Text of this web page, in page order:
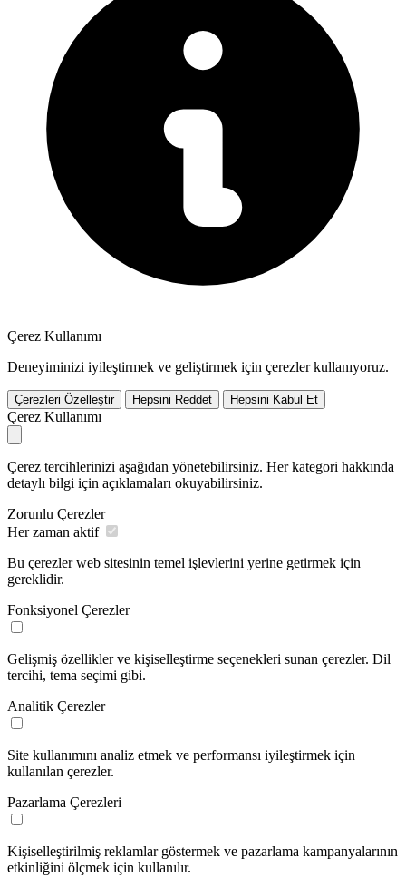
Çerez Kullanımı
Deneyiminizi iyileştirmek ve geliştirmek için çerezler kullanıyoruz.
Çerezleri Özelleştir Hepsini Reddet Hepsini Kabul Et
Çerez Kullanımı
Çerez tercihlerinizi aşağıdan yönetebilirsiniz. Her kategori hakkında
detaylı bilgi için açıklamaları okuyabilirsiniz.
Zorunlu Çerezler
Her zaman aktif
Bu çerezler web sitesinin temel işlevlerini yerine getirmek için
gereklidir.
Fonksiyonel Çerezler
Gelişmiş özellikler ve kişiselleştirme seçenekleri sunan çerezler. Dil
tercihi, tema seçimi gibi.
Analitik Çerezler
Site kullanımını analiz etmek ve performansı iyileştirmek için
kullanılan çerezler.
Pazarlama Çerezleri
Kişiselleştirilmiş reklamlar göstermek ve pazarlama kampanyalarının
etkinliğini ölçmek için kullanılır.